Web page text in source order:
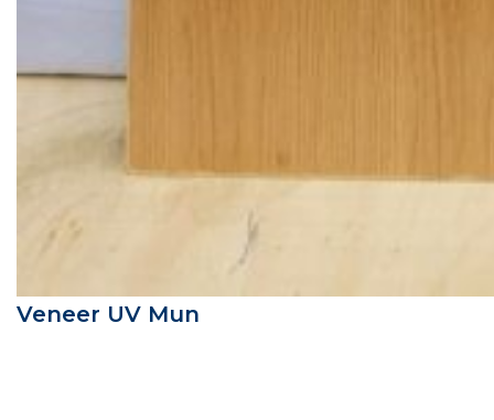
Veneer UV Mun